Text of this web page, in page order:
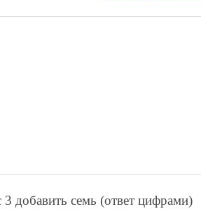
добавить ceмь (ответ цифрами)